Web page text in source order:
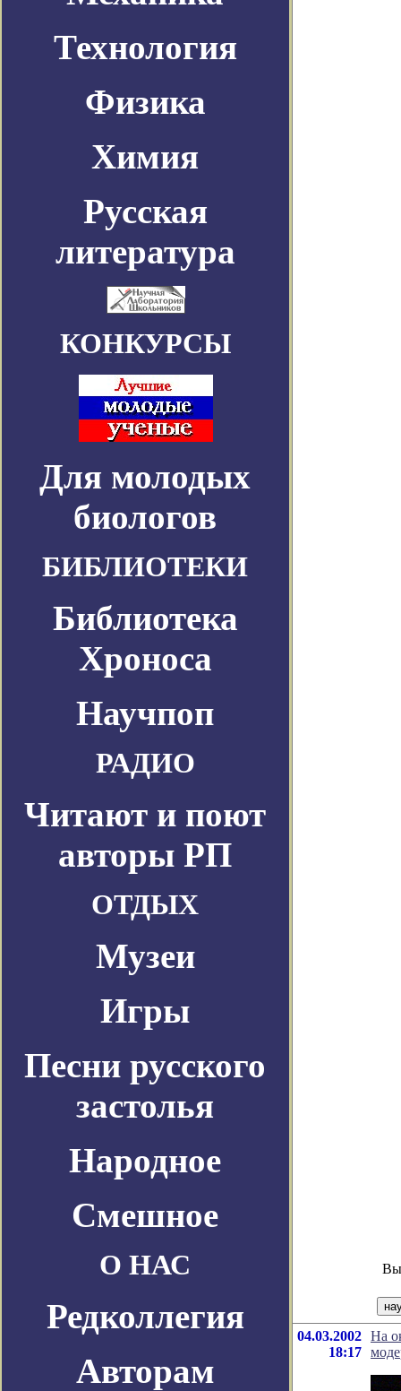
Технология
Физика
Химия
Русская
литература
КОНКУРСЫ
Для молодых
биологов
БИБЛИОТЕКИ
Библиотека
Хроноса
Научпоп
РАДИО
Читают и поют
авторы РП
ОТДЫХ
Музеи
Игры
Песни русского
застолья
Народное
Смешное
О НАС
Редколлегия
Авторам
04.03.2002
18:17
На